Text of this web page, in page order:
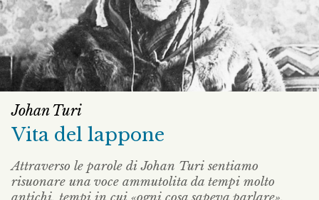
Johan Turi
Vita del lappone
Attraverso le parole di Johan Turi sentiamo
risuonare una voce ammutolita da tempi molto